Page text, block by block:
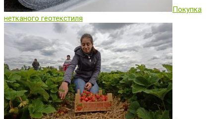
Покупка
нетканого геотекстиля